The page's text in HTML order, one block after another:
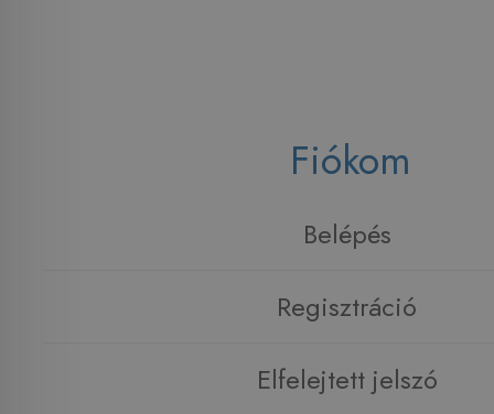
Fiókom
Belépés
Regisztráció
Elfelejtett jelszó